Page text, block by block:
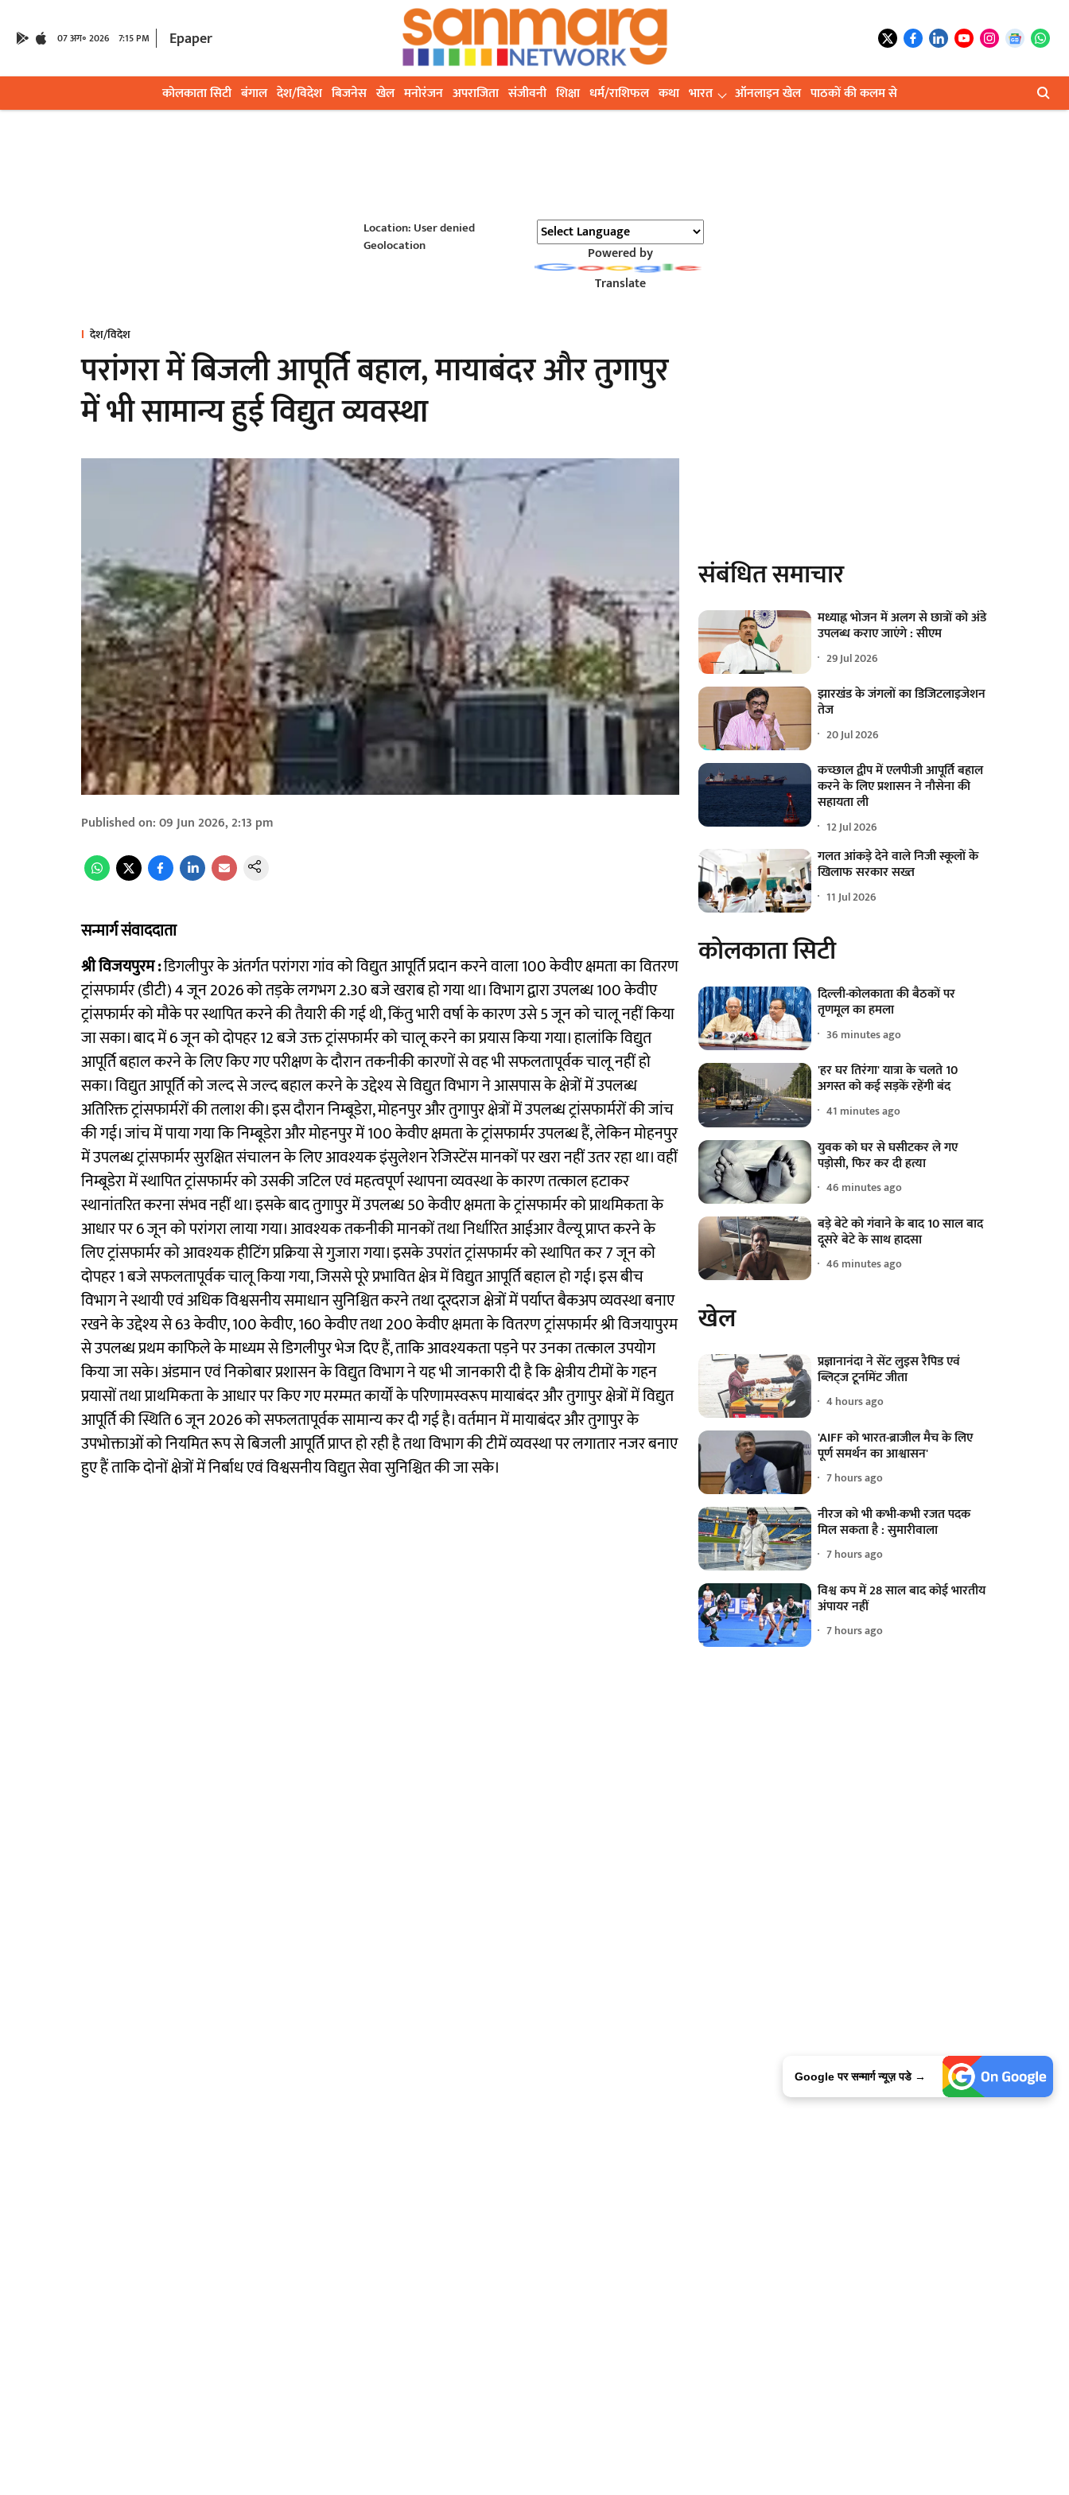
07 अग॰ 2026 7:15 PM Epaper
कोलकाता सिटी बंगाल देश/विदेश बिजनेस खेल मनोरंजन अपराजिता संजीवनी शिक्षा धर्म/राशिफल कथा भारत ऑनलाइन खेल पाठकों की कलम से
Location: User denied
Geolocation
Powered by
Translate
देश/विदेश
परांगरा में बिजली आपूर्ति बहाल, मायाबंदर और तुगापुर
में भी सामान्य हुई विद्युत व्यवस्था
Published on:09 Jun 2026, 2:13 pm
सन्मार्ग संवाददाता
श्री विजयपुरम :डिगलीपुर के अंतर्गत परांगरा गांव को विद्युत आपूर्ति प्रदान करने वाला 100 केवीए क्षमता का वितरण
ट्रांसफार्मर (डीटी) 4 जून 2026 को तड़के लगभग 2.30 बजे खराब हो गया था। विभाग द्वारा उपलब्ध 100 केवीए
ट्रांसफार्मर को मौके पर स्थापित करने की तैयारी की गई थी, किंतु भारी वर्षा के कारण उसे 5 जून को चालू नहीं किया
जा सका। बाद में 6 जून को दोपहर 12 बजे उक्त ट्रांसफार्मर को चालू करने का प्रयास किया गया। हालांकि विद्युत
आपूर्ति बहाल करने के लिए किए गए परीक्षण के दौरान तकनीकी कारणों से वह भी सफलतापूर्वक चालू नहीं हो
सका। विद्युत आपूर्ति को जल्द से जल्द बहाल करने के उद्देश्य से विद्युत विभाग ने आसपास के क्षेत्रों में उपलब्ध
अतिरिक्त ट्रांसफार्मरों की तलाश की। इस दौरान निम्बूडेरा, मोहनपुर और तुगापुर क्षेत्रों में उपलब्ध ट्रांसफार्मरों की जांच
की गई। जांच में पाया गया कि निम्बूडेरा और मोहनपुर में 100 केवीए क्षमता के ट्रांसफार्मर उपलब्ध हैं, लेकिन मोहनपुर
में उपलब्ध ट्रांसफार्मर सुरक्षित संचालन के लिए आवश्यक इंसुलेशन रेजिस्टेंस मानकों पर खरा नहीं उतर रहा था। वहीं
निम्बूडेरा में स्थापित ट्रांसफार्मर को उसकी जटिल एवं महत्वपूर्ण स्थापना व्यवस्था के कारण तत्काल हटाकर
स्थानांतरित करना संभव नहीं था। इसके बाद तुगापुर में उपलब्ध 50 केवीए क्षमता के ट्रांसफार्मर को प्राथमिकता के
आधार पर 6 जून को परांगरा लाया गया। आवश्यक तकनीकी मानकों तथा निर्धारित आईआर वैल्यू प्राप्त करने के
लिए ट्रांसफार्मर को आवश्यक हीटिंग प्रक्रिया से गुजारा गया। इसके उपरांत ट्रांसफार्मर को स्थापित कर 7 जून को
दोपहर 1 बजे सफलतापूर्वक चालू किया गया, जिससे पूरे प्रभावित क्षेत्र में विद्युत आपूर्ति बहाल हो गई। इस बीच
विभाग ने स्थायी एवं अधिक विश्वसनीय समाधान सुनिश्चित करने तथा दूरदराज क्षेत्रों में पर्याप्त बैकअप व्यवस्था बनाए
रखने के उद्देश्य से 63 केवीए, 100 केवीए, 160 केवीए तथा 200 केवीए क्षमता के वितरण ट्रांसफार्मर श्री विजयापुरम
से उपलब्ध प्रथम काफिले के माध्यम से डिगलीपुर भेज दिए हैं, ताकि आवश्यकता पड़ने पर उनका तत्काल उपयोग
किया जा सके। अंडमान एवं निकोबार प्रशासन के विद्युत विभाग ने यह भी जानकारी दी है कि क्षेत्रीय टीमों के गहन
प्रयासों तथा प्राथमिकता के आधार पर किए गए मरम्मत कार्यों के परिणामस्वरूप मायाबंदर और तुगापुर क्षेत्रों में विद्युत
आपूर्ति की स्थिति 6 जून 2026 को सफलतापूर्वक सामान्य कर दी गई है। वर्तमान में मायाबंदर और तुगापुर के
उपभोक्ताओं को नियमित रूप से बिजली आपूर्ति प्राप्त हो रही है तथा विभाग की टीमें व्यवस्था पर लगातार नजर बनाए
हुए हैं ताकि दोनों क्षेत्रों में निर्बाध एवं विश्वसनीय विद्युत सेवा सुनिश्चित की जा सके।
संबंधित समाचार
मध्याह्न भोजन में अलग से छात्रों को अंडे
उपलब्ध कराए जाएंगे : सीएम
29 Jul 2026
झारखंड के जंगलों का डिजिटलाइजेशन
तेज
20 Jul 2026
कच्छाल द्वीप में एलपीजी आपूर्ति बहाल
करने के लिए प्रशासन ने नौसेना की
सहायता ली
12 Jul 2026
गलत आंकड़े देने वाले निजी स्कूलों के
खिलाफ सरकार सख्त
11 Jul 2026
कोलकाता सिटी
दिल्ली-कोलकाता की बैठकों पर
तृणमूल का हमला
36 minutes ago
'हर घर तिरंगा' यात्रा के चलते 10
अगस्त को कई सड़कें रहेंगी बंद
41 minutes ago
युवक को घर से घसीटकर ले गए
पड़ोसी, फिर कर दी हत्या
46 minutes ago
बड़े बेटे को गंवाने के बाद 10 साल बाद
दूसरे बेटे के साथ हादसा
46 minutes ago
खेल
प्रज्ञानानंदा ने सेंट लुइस रैपिड एवं
ब्लिट्ज टूर्नामेंट जीता
4 hours ago
'AIFF को भारत-ब्राजील मैच के लिए
पूर्ण समर्थन का आश्वासन'
7 hours ago
नीरज को भी कभी-कभी रजत पदक
मिल सकता है : सुमारीवाला
7 hours ago
विश्व कप में 28 साल बाद कोई भारतीय
अंपायर नहीं
7 hours ago
Google पर सन्मार्ग न्यूज़ पडे →